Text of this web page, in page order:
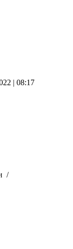
| 08:17
/